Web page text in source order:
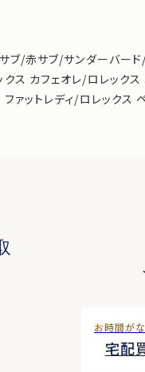
/赤サブ/サンダーバード
ス カフェオレ/ロレック
ァットレディ/ロレック
お時間が
宅配